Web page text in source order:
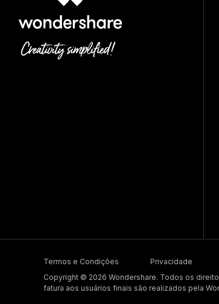
Termos e Condições Privacidade
Copyright © 2026 Wondershare. Todos os
fatura aos usuários finais são realizados pela